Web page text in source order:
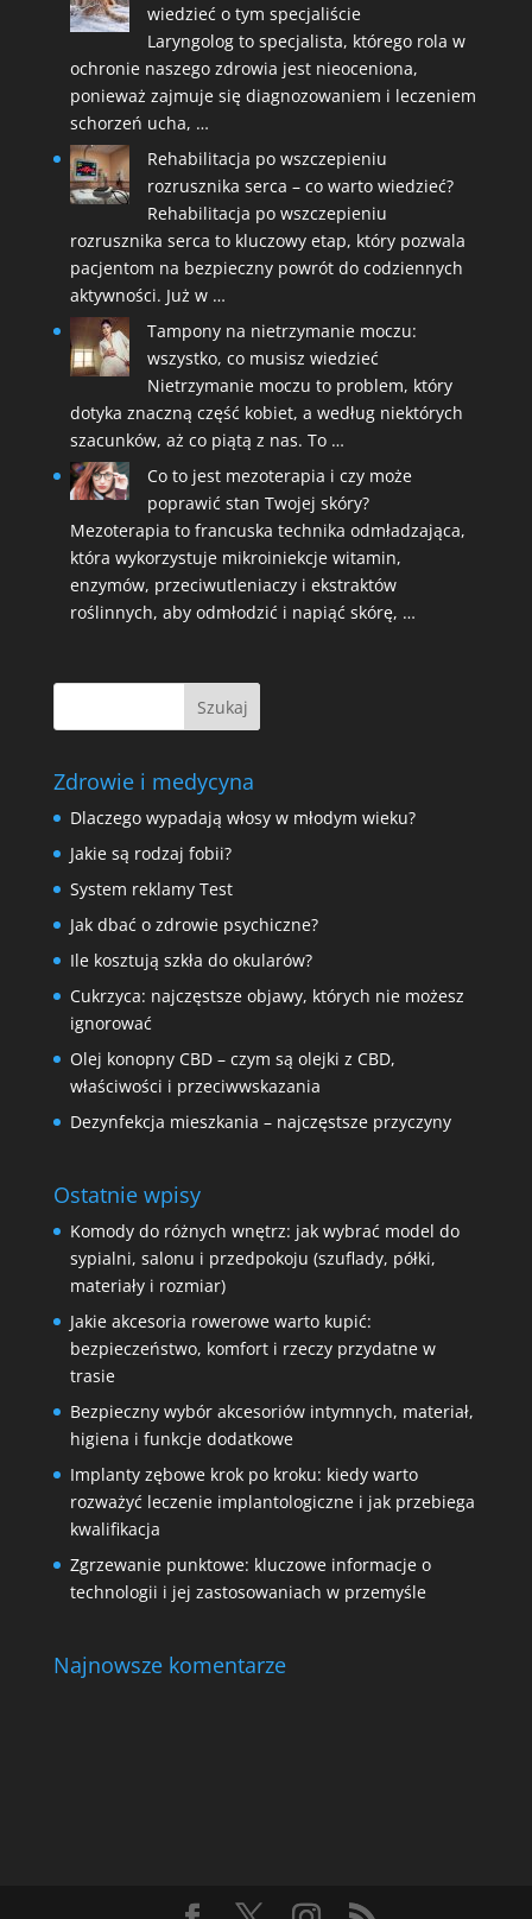
wiedzieć o tym specjaliście
Laryngolog to specjalista, którego rola w
ochronie naszego zdrowia jest nieoceniona,
ponieważ zajmuje się diagnozowaniem i leczeniem
schorzeń ucha, …
Rehabilitacja po wszczepieniu
rozrusznika serca – co warto wiedzieć?
Rehabilitacja po wszczepieniu
rozrusznika serca to kluczowy etap, który pozwala
pacjentom na bezpieczny powrót do codziennych
aktywności. Już w …
Tampony na nietrzymanie moczu:
wszystko, co musisz wiedzieć
Nietrzymanie moczu to problem, który
dotyka znaczną część kobiet, a według niektórych
szacunków, aż co piątą z nas. To …
Co to jest mezoterapia i czy może
poprawić stan Twojej skóry?
Mezoterapia to francuska technika odmładzająca,
która wykorzystuje mikroiniekcje witamin,
enzymów, przeciwutleniaczy i ekstraktów
roślinnych, aby odmłodzić i napiąć skórę, …
Zdrowie i medycyna
Dlaczego wypadają włosy w młodym wieku?
Jakie są rodzaj fobii?
System reklamy Test
Jak dbać o zdrowie psychiczne?
Ile kosztują szkła do okularów?
Cukrzyca: najczęstsze objawy, których nie możesz
ignorować
Olej konopny CBD – czym są olejki z CBD,
właściwości i przeciwwskazania
Dezynfekcja mieszkania – najczęstsze przyczyny
Ostatnie wpisy
Komody do różnych wnętrz: jak wybrać model do
sypialni, salonu i przedpokoju (szuflady, półki,
materiały i rozmiar)
Jakie akcesoria rowerowe warto kupić:
bezpieczeństwo, komfort i rzeczy przydatne w
trasie
Bezpieczny wybór akcesoriów intymnych, materiał,
higiena i funkcje dodatkowe
Implanty zębowe krok po kroku: kiedy warto
rozważyć leczenie implantologiczne i jak przebiega
kwalifikacja
Zgrzewanie punktowe: kluczowe informacje o
technologii i jej zastosowaniach w przemyśle
Najnowsze komentarze